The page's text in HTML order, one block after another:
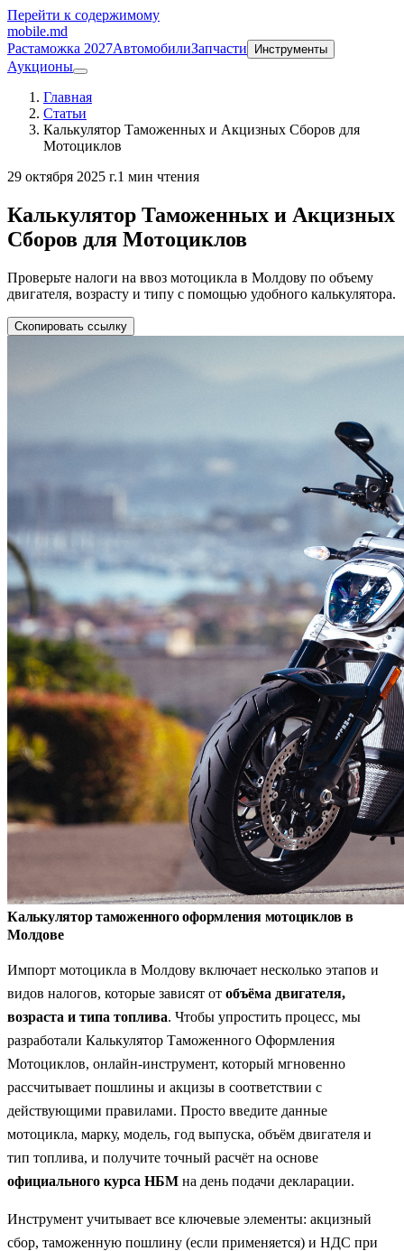
Перейти к содержимому
mobile.md
Растаможка 2027АвтомобилиЗапчасти Инструменты
Аукционы
Главная
Статьи
Калькулятор Таможенных и Акцизных Сборов для
Мотоциклов
29 октября 2025 г.1 мин чтения
Калькулятор Таможенных и Акцизных
Сборов для Мотоциклов
Проверьте налоги на ввоз мотоцикла в Молдову по объему
двигателя, возрасту и типу с помощью удобного калькулятора.
Скопировать ссылку
Калькулятор таможенного оформления мотоциклов в
Молдове
Импорт мотоцикла в Молдову включает несколько этапов и
видов налогов, которые зависят от объёма двигателя,
возраста и типа топлива. Чтобы упростить процесс, мы
разработали Калькулятор Таможенного Оформления
Мотоциклов, онлайн-инструмент, который мгновенно
рассчитывает пошлины и акцизы в соответствии с
действующими правилами. Просто введите данные
мотоцикла, марку, модель, год выпуска, объём двигателя и
тип топлива, и получите точный расчёт на основе
официального курса НБМ на день подачи декларации.
Инструмент учитывает все ключевые элементы: акцизный
сбор, таможенную пошлину (если применяется) и НДС при